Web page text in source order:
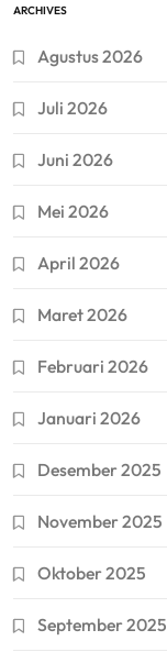
ARCHIVES
Agustus 2026
Juli 2026
Juni 2026
Mei 2026
April 2026
Maret 2026
Februari 2026
Januari 2026
Desember 2025
November 2025
Oktober 2025
September 2025